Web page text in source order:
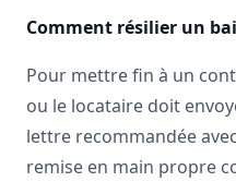
Comment résilier un
Pour mettre fin à un
ou le locataire doit
lettre recommandée
remise en main propre